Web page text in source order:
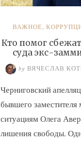
ВАЖНОЕ,
Кто помог
суда экс-
by ВЯЧЕСЛАВ
Черниговский
бывшего
ситуациям Олега
лишения свободы.